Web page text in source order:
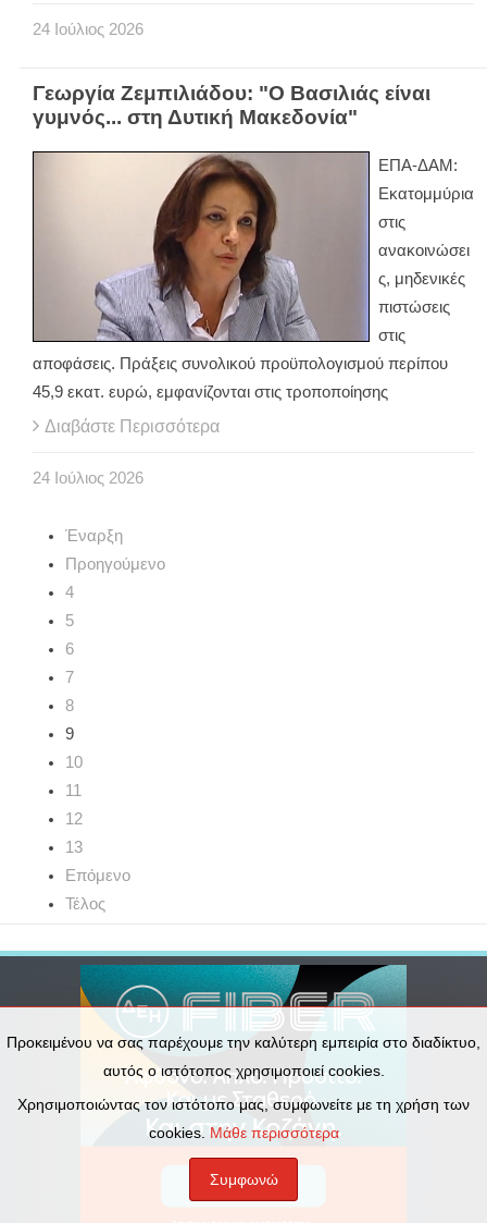
24 Ιούλιος 2026
Γεωργία Ζεμπιλιάδου: "Ο Βασιλιάς είναι
γυμνός... στη Δυτική Μακεδονία"
ΕΠΑ-ΔΑΜ:
Εκατομμύρια
στις
ανακοινώσει
ς, μηδενικές
πιστώσεις
στις
αποφάσεις. Πράξεις συνολικού προϋπολογισμού περίπου
45,9 εκατ. ευρώ, εμφανίζονται στις τροποποίησης
Διαβάστε Περισσότερα
24 Ιούλιος 2026
Έναρξη
Προηγούμενο
4
5
6
7
8
9
10
11
12
13
Επόμενο
Τέλος
Προκειμένου να σας παρέχουμε την καλύτερη εμπειρία στο διαδίκτυο,
αυτός ο ιστότοπος χρησιμοποιεί cookies.
Χρησιμοποιώντας τον ιστότοπο μας, συμφωνείτε με τη χρήση των
cookies. Μάθε περισσότερα
Συμφωνώ